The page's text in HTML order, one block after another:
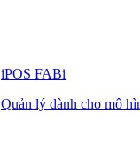
iPOS FABi
Quản lý dành cho mô